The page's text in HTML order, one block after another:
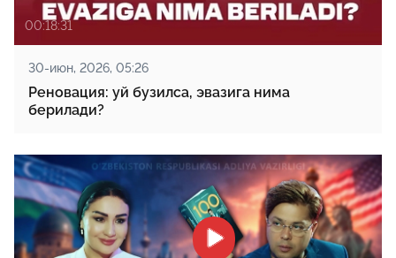
00:18:31
30-июн, 2026, 05:26
Реновация: уй бузилса, эвазига нима
берилади?